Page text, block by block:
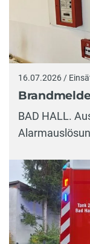
16.07.2026 /
BAD HALL.